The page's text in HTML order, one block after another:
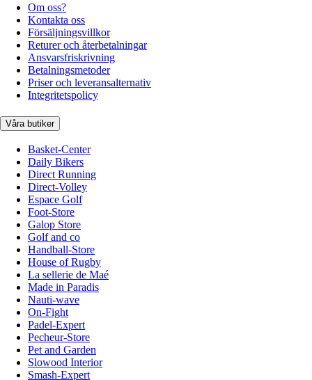
Om oss?
Kontakta oss
Försäljningsvillkor
Returer och återbetalningar
Ansvarsfriskrivning
Betalningsmetoder
Priser och leveransalternativ
Integritetspolicy
Våra butiker
Basket-Center
Daily Bikers
Direct Running
Direct-Volley
Espace Golf
Foot-Store
Galop Store
Golf and co
Handball-Store
House of Rugby
La sellerie de Maé
Made in Paradis
Nauti-wave
On-Fight
Padel-Expert
Pecheur-Store
Pet and Garden
Slowood Interior
Smash-Expert